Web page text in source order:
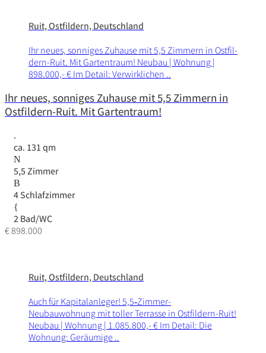
Ruit, Ostfildern, Deutschland
Ihr neues, sonniges Zuhause mit 5,5 Zimmern in Ostfil­
dern-Ruit. Mit Garten­traum! Neubau | Wohnung |
898.000,- € Im Detail: Verwirklichen ..
Ihr neues, sonniges Zuhause mit 5,5 Zimmern in
Ostfildern-Ruit. Mit Gartentraum!
ca. 131 qm
5,5 Zimmer
4 Schlafzimmer
2 Bad/WC
€ 898.000
Ruit, Ostfildern, Deutschland
Auch für Kapi­tal­an­leger! 5,5‑Zimmer-
Neubauwohnung mit toller Terrasse in Ostfil­dern-Ruit!
Neubau | Wohnung | 1.085.800,- € Im Detail: Die
Wohnung: Geräumige ..